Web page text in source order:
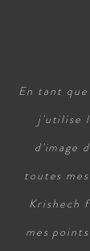
En tant
j'utilise
d'image
toutes
Krishech
mes